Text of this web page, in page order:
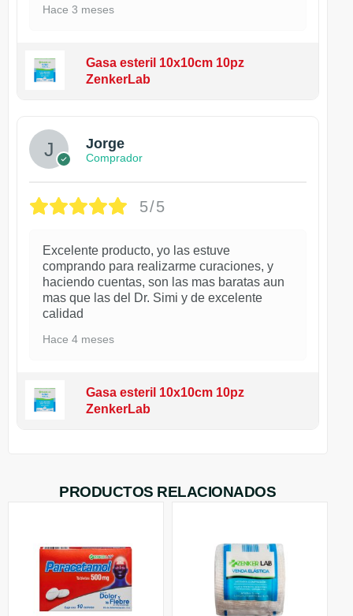
Hace 3 meses
Gasa esteril 10x10cm 10pz
ZenkerLab
Jorge
Comprador
5/5
Excelente producto, yo las estuve
comprando para realizarme curaciones, y
haciendo cuentas, son las mas baratas aun
mas que las del Dr. Simi y de excelente
calidad
Hace 4 meses
Gasa esteril 10x10cm 10pz
ZenkerLab
PRODUCTOS RELACIONADOS